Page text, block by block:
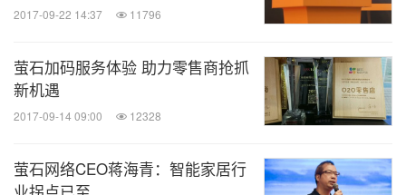
2017-09-22 14:37 11796
萤石加码服务体验 助力零售商抢抓
新机遇
2017-09-14 09:00 12328
萤石网络CEO蒋海青：智能家居行